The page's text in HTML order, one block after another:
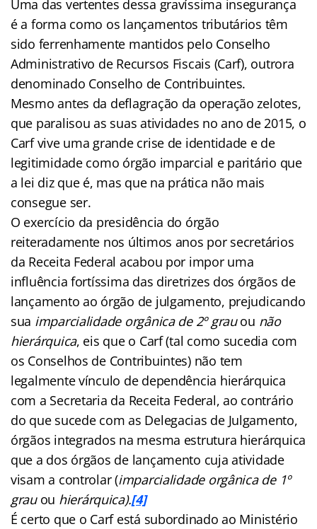
Uma das vertentes dessa gravíssima insegurança
é a forma como os lançamentos tributários têm
sido ferrenhamente mantidos pelo Conselho
Administrativo de Recursos Fiscais (Carf), outrora
denominado Conselho de Contribuintes.
Mesmo antes da deflagração da operação zelotes,
que paralisou as suas atividades no ano de 2015, o
Carf vive uma grande crise de identidade e de
legitimidade como órgão imparcial e paritário que
a lei diz que é, mas que na prática não mais
consegue ser.
O exercício da presidência do órgão
reiteradamente nos últimos anos por secretários
da Receita Federal acabou por impor uma
influência fortíssima das diretrizes dos órgãos de
lançamento ao órgão de julgamento, prejudicando
sua imparcialidade orgânica de 2º grauou não
hierárquica, eis que o Carf (tal como sucedia com
os Conselhos de Contribuintes) não tem
legalmente vínculo de dependência hierárquica
com a Secretaria da Receita Federal, ao contrário
do que sucede com as Delegacias de Julgamento,
órgãos integrados na mesma estrutura hierárquica
que a dos órgãos de lançamento cuja atividade
visam a controlar (imparcialidade orgânica de 1º
grauou hierárquica).[4]
É certo que o Carf está subordinado ao Ministério